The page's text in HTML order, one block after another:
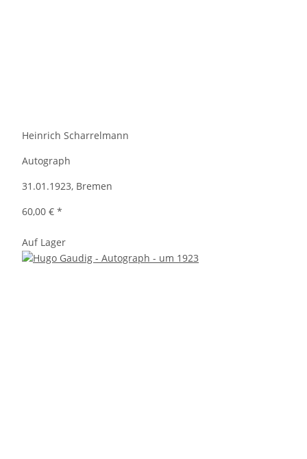
Heinrich Scharrelmann
Autograph
31.01.1923, Bremen
60,00 € *
Auf Lager